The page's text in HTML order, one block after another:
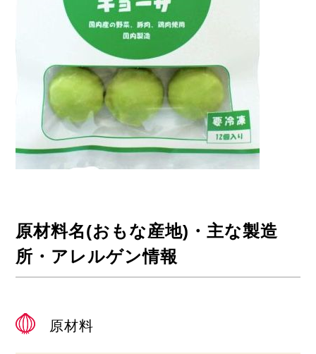
原材料名(おもな産地)・主な製造
所・アレルゲン情報
原材料